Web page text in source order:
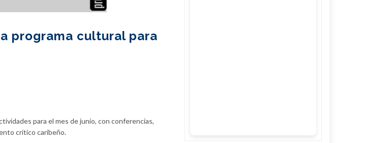
programa cultural para
para el mes de junio, con conferencias,
crítico caribeño.